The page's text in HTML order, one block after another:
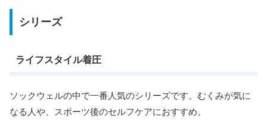
シリーズ
ライフスタイル着圧
ソックウェルの中で一番人気のシリーズです。むくみが気に
なる人や、スポーツ後のセルフケアにおすすめ。